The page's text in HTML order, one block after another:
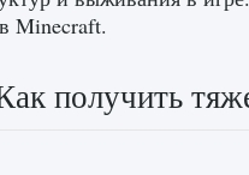
Minecraft.
получить